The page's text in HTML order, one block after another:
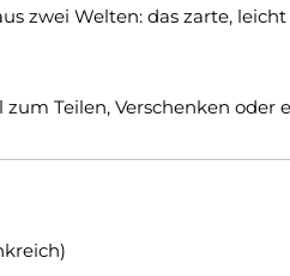
zwei Welten: das zarte,
Teilen, Verschenken oder